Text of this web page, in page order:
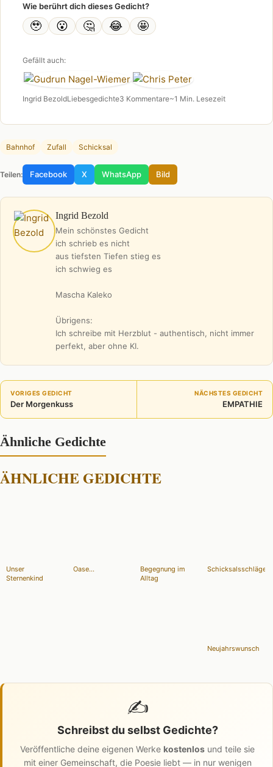
Wie berührt dich dieses Gedicht?
🥹 😮 🤔 😂 🤩
Gefällt auch:
Ingrid BezoldLiebesgedichte3 Kommentare~1 Min. Lesezeit
Bahnhof Zufall Schicksal
Teilen: Facebook X WhatsApp Bild
Ingrid Bezold
Mein schönstes Gedicht
ich schrieb es nicht
aus tiefsten Tiefen stieg es
ich schwieg es
Mascha Kaleko
Übrigens:
Ich schreibe mit Herzblut - authentisch, nicht immer
perfekt, aber ohne KI.
VORIGES GEDICHT
Der Morgenkuss
NÄCHSTES GEDICHT
EMPATHIE
Ähnliche Gedichte
ÄHNLICHE GEDICHTE
Unser
Sternenkind
Oase...
Begegnung im
Alltag
Schicksalsschläge
Neujahrswunsch
✍️
Schreibst du selbst Gedichte?
Veröffentliche deine eigenen Werke kostenlos und teile sie
mit einer Gemeinschaft, die Poesie liebt — in nur wenigen